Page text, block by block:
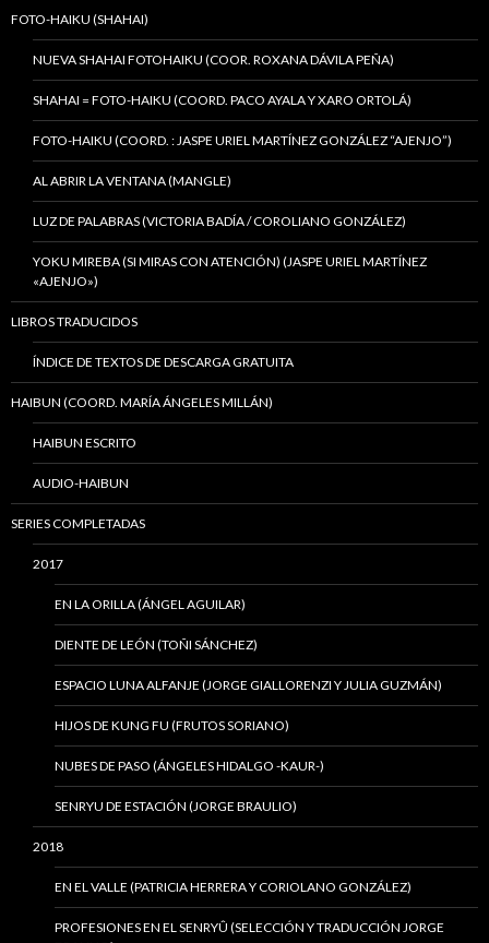
FOTO-HAIKU (SHAHAI)
NUEVA SHAHAI FOTOHAIKU (COOR. ROXANA DÁVILA PEÑA)
SHAHAI = FOTO-HAIKU (COORD. PACO AYALA Y XARO ORTOLÁ)
FOTO-HAIKU (COORD. : JASPE URIEL MARTÍNEZ GONZÁLEZ “AJENJO”)
AL ABRIR LA VENTANA (MANGLE)
LUZ DE PALABRAS (VICTORIA BADÍA / COROLIANO GONZÁLEZ)
YOKU MIREBA (SI MIRAS CON ATENCIÓN) (JASPE URIEL MARTÍNEZ
«AJENJO»)
LIBROS TRADUCIDOS
ÍNDICE DE TEXTOS DE DESCARGA GRATUITA
HAIBUN (COORD. MARÍA ÁNGELES MILLÁN)
HAIBUN ESCRITO
AUDIO-HAIBUN
SERIES COMPLETADAS
2017
EN LA ORILLA (ÁNGEL AGUILAR)
DIENTE DE LEÓN (TOÑI SÁNCHEZ)
ESPACIO LUNA ALFANJE (JORGE GIALLORENZI Y JULIA GUZMÁN)
HIJOS DE KUNG FU (FRUTOS SORIANO)
NUBES DE PASO (ÁNGELES HIDALGO -KAUR-)
SENRYU DE ESTACIÓN (JORGE BRAULIO)
2018
EN EL VALLE (PATRICIA HERRERA Y CORIOLANO GONZÁLEZ)
PROFESIONES EN EL SENRYÛ (SELECCIÓN Y TRADUCCIÓN JORGE